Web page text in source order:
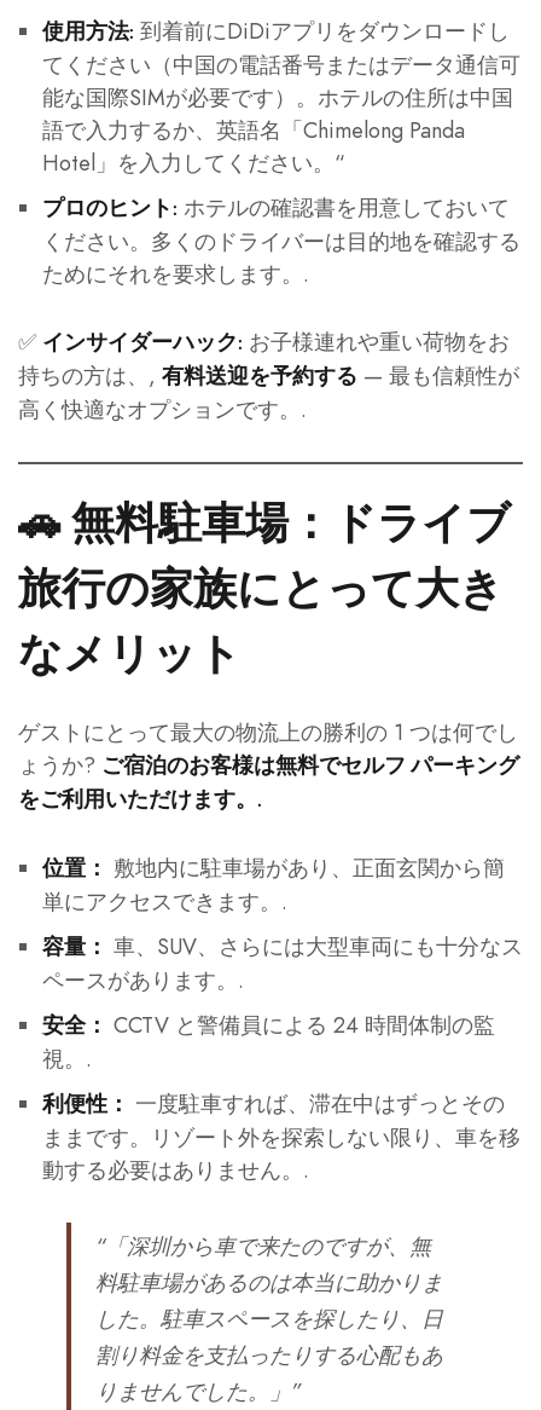
使用方法: 到着前にDiDiアプリをダウンロードし
てください（中国の電話番号またはデータ通信可
能な国際SIMが必要です）。ホテルの住所は中国
語で入力するか、英語名「Chimelong Panda
Hotel」を入力してください。“
プロのヒント: ホテルの確認書を用意しておいて
ください。多くのドライバーは目的地を確認する
ためにそれを要求します。.
✅ インサイダーハック: お子様連れや重い荷物をお
持ちの方は、, 有料送迎を予約する — 最も信頼性が
高く快適なオプションです。.
🚗 無料駐車場：ドライブ
旅行の家族にとって大き
なメリット
ゲストにとって最大の物流上の勝利の 1 つは何でし
ょうか? ご宿泊のお客様は無料でセルフ パーキング
をご利用いただけます。.
位置： 敷地内に駐車場があり、正面玄関から簡
単にアクセスできます。.
容量： 車、SUV、さらには大型車両にも十分なス
ペースがあります。.
安全： CCTV と警備員による 24 時間体制の監
視。.
利便性： 一度駐車すれば、滞在中はずっとその
ままです。リゾート外を探索しない限り、車を移
動する必要はありません。.
“「深圳から車で来たのですが、無
料駐車場があるのは本当に助かりま
した。駐車スペースを探したり、日
割り料金を支払ったりする心配もあ
りませんでした。」”